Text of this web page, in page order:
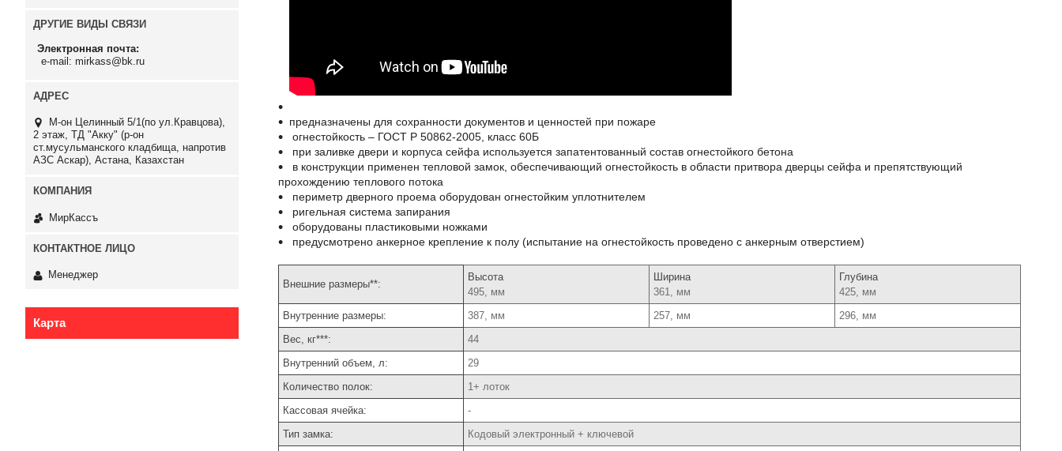
предназначены для сохранности документов и ценностей при пожаре
огнестойкость – ГОСТ Р 50862-2005, класс 60Б
при заливке двери и корпуса сейфа используется запатентованный состав огнестойкого бетона
в конструкции применен тепловой замок, обеспечивающий огнестойкость в области притвора дверцы сейфа и препятствующий
прохождению теплового потока
периметр дверного проема оборудован огнестойким уплотнителем
ригельная система запирания
оборудованы пластиковыми ножками
предусмотрено анкерное крепление к полу (испытание на огнестойкость проведено с анкерным отверстием)
Внешние размеры**:
Высота
495, мм
Ширина
361, мм
Глубина
425, мм
Внутренние размеры:
387, мм 257, мм
296, мм
Вес, кг***:
44
Внутренний объем, л:
29
Количество полок:
1+ лоток
Кассовая ячейка:
-
Тип замка:
Кодовый электронный + ключевой
ДРУГИЕ ВИДЫ СВЯЗИ
Электронная почта
e-mail: mirkass@bk.ru
М-он Целинный 5/1(по ул.Кравцова),
2 этаж, ТД "Акку" (р-он
ст.мусульманского кладбища, напротив
АЗС Аскар), Астана, Казахстан
МирКассъ
Менеджер
Карта